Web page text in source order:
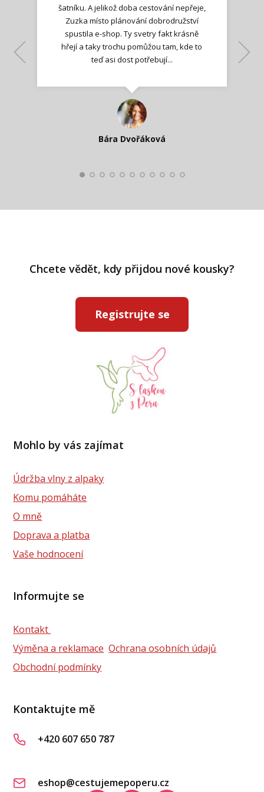
šatníku. A jelikož doba cestování nepřeje,
Zuzka místo plánování dobrodružství
spustila e-shop. Ty svetry fakt krásně
hřejí a taky trochu pomůžou tam, kde to
teď asi dost potřebují...
Bára Dvořáková
Jana T.
Kateřina Veleta Štěpánová
Ilona M.
Lenka K.
Nadšená zpráva
Katka Perháčová
Smolková
Lenka K.
Chcete vědět, kdy přijdou nové kousky?
Registrujte se
Mohlo by vás zajímat
Údržba vlny z alpaky
Komu pomáháte
O mně
Doprava a platba
Vaše hodnocení
Informujte se
Kontakt
Výměna a reklamace Ochrana osobních údajů
Obchodní podmínky
Kontaktujte mě
+420 607 650 787
eshop@cestujemepoperu.cz